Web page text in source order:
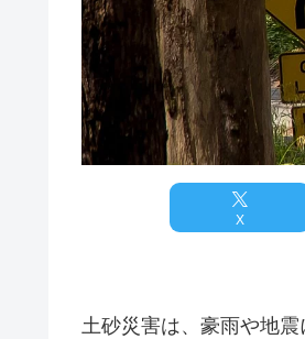
X
土砂災害は、豪雨や地